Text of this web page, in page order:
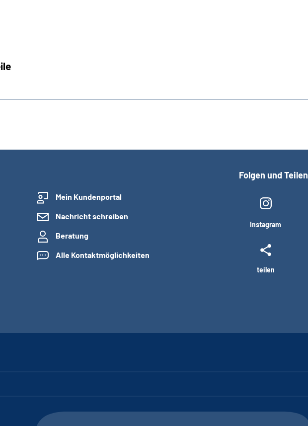
Mein Kundenportal
Nachricht schreiben
Beratung
Alle Kontaktmöglichkeiten
Folgen und Teilen
Instagram
teilen